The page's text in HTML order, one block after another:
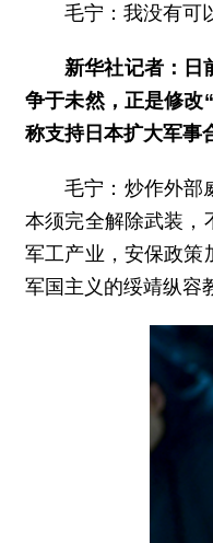
毛宁：我没有可
新华社记者：日
争于未然，正是修改
称支持日本扩大军事
毛宁：炒作外部
本须完全解除武装，
军工产业，安保政策
军国主义的绥靖纵容